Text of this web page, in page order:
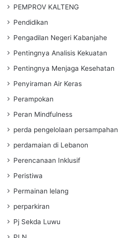
PEMPROV KALTENG
Pendidikan
Pengadilan Negeri Kabanjahe
Pentingnya Analisis Kekuatan
Pentingnya Menjaga Kesehatan
Penyiraman Air Keras
Perampokan
Peran Mindfulness
perda pengelolaan persampahan
perdamaian di Lebanon
Perencanaan Inklusif
Peristiwa
Permainan lelang
perparkiran
Pj Sekda Luwu